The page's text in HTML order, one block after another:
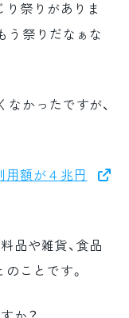
り祭りがありま
う祭りだなぁな
なかったですが、
額が４兆円
品や雑貨、食品
ことです。